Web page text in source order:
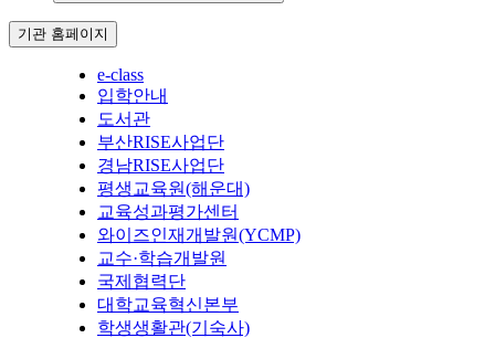
기관 홈페이지
e-class
입학안내
도서관
부산RISE사업단
경남RISE사업단
평생교육원(해운대)
교육성과평가센터
와이즈인재개발원(YCMP)
교수·학습개발원
국제협력단
대학교육혁신본부
학생생활관(기숙사)